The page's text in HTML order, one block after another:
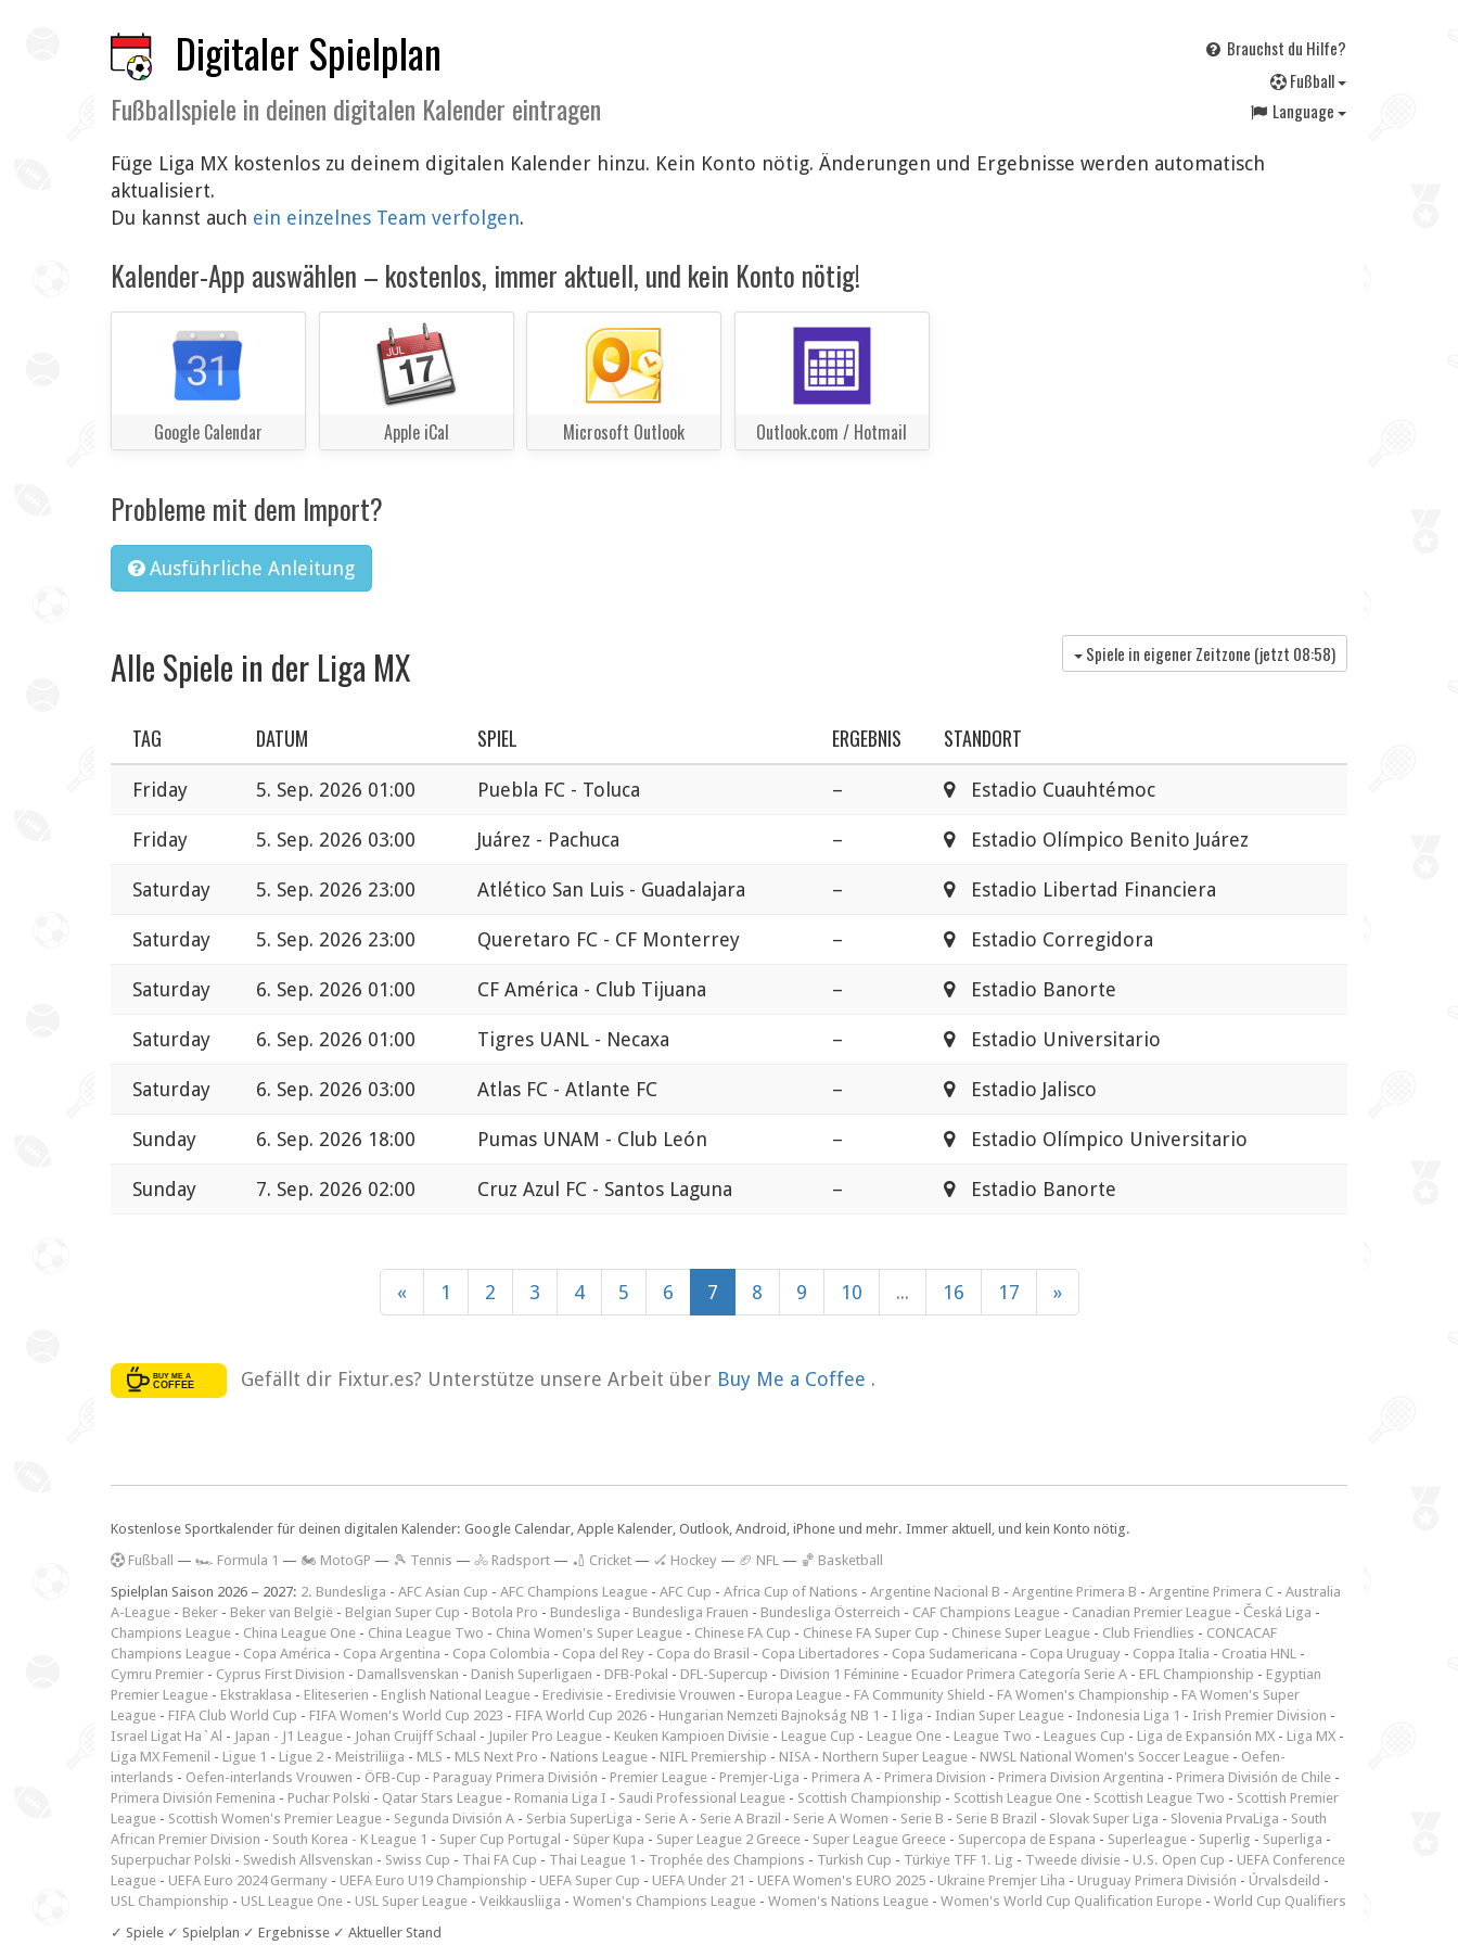
Digitaler Spielplan
Fußballspiele in deinen digitalen Kalender eintragen
Brauchst du Hilfe?
Fußball
Language
Füge Liga MX kostenlos zu deinem digitalen Kalender hinzu. Kein Konto nötig. Änderungen und Ergebnisse werden automatisch
aktualisiert.
Du kannst auch ein einzelnes Team verfolgen.
Kalender-App auswählen – kostenlos, immer aktuell, und kein Konto nötig!
Google Calendar Apple iCal Microsoft Outlook Outlook.com / Hotmail
Probleme mit dem Import?
Ausführliche Anleitung
Alle Spiele in der Liga MX Spiele in eigener Zeitzone (jetzt 08:58)
TAG DATUM SPIEL ERGEBNIS STANDORT
Friday 5. Sep. 2026 01:00 Puebla FC - Toluca – Estadio Cuauhtémoc
Friday 5. Sep. 2026 03:00 Juárez - Pachuca – Estadio Olímpico Benito Juárez
Saturday 5. Sep. 2026 23:00 Atlético San Luis - Guadalajara – Estadio Libertad Financiera
Saturday 5. Sep. 2026 23:00 Queretaro FC - CF Monterrey – Estadio Corregidora
Saturday 6. Sep. 2026 01:00 CF América - Club Tijuana – Estadio Banorte
Saturday 6. Sep. 2026 01:00 Tigres UANL - Necaxa – Estadio Universitario
Saturday 6. Sep. 2026 03:00 Atlas FC - Atlante FC – Estadio Jalisco
Sunday 6. Sep. 2026 18:00 Pumas UNAM - Club León – Estadio Olímpico Universitario
Sunday 7. Sep. 2026 02:00 Cruz Azul FC - Santos Laguna – Estadio Banorte
« 1 2 3 4 5 6 7 8 9 10 ... 16 17 »
Gefällt dir Fixtur.es? Unterstütze unsere Arbeit über Buy Me a Coffee .
Kostenlose Sportkalender für deinen digitalen Kalender: Google Calendar, Apple Kalender, Outlook, Android, iPhone und mehr. Immer aktuell, und kein Konto nötig.
Fußball — 🏎️ Formula 1 — 🏍 MotoGP — 🎾 Tennis — 🚴 Radsport — 🏏 Cricket — 🏑 Hockey — 🏈 NFL — 🏀 Basketball
Spielplan Saison 2026 – 2027: 2. Bundesliga - AFC Asian Cup - AFC Champions League - AFC Cup - Africa Cup of Nations - Argentine Nacional B - Argentine Primera B - Argentine Primera C - Australia
A-League - Beker - Beker van België - Belgian Super Cup - Botola Pro - Bundesliga - Bundesliga Frauen - Bundesliga Österreich - CAF Champions League - Canadian Premier League - Česká Liga -
Champions League - China League One - China League Two - China Women's Super League - Chinese FA Cup - Chinese FA Super Cup - Chinese Super League - Club Friendlies - CONCACAF
Champions League - Copa América - Copa Argentina - Copa Colombia - Copa del Rey - Copa do Brasil - Copa Libertadores - Copa Sudamericana - Copa Uruguay - Coppa Italia - Croatia HNL -
Cymru Premier - Cyprus First Division - Damallsvenskan - Danish Superligaen - DFB-Pokal - DFL-Supercup - Division 1 Féminine - Ecuador Primera Categoría Serie A - EFL Championship - Egyptian
Premier League - Ekstraklasa - Eliteserien - English National League - Eredivisie - Eredivisie Vrouwen - Europa League - FA Community Shield - FA Women's Championship - FA Women's Super
League - FIFA Club World Cup - FIFA Women's World Cup 2023 - FIFA World Cup 2026 - Hungarian Nemzeti Bajnokság NB 1 - I liga - Indian Super League - Indonesia Liga 1 - Irish Premier Division -
Israel Ligat Ha`Al - Japan - J1 League - Johan Cruijff Schaal - Jupiler Pro League - Keuken Kampioen Divisie - League Cup - League One - League Two - Leagues Cup - Liga de Expansión MX - Liga MX -
Liga MX Femenil - Ligue 1 - Ligue 2 - Meistriliiga - MLS - MLS Next Pro - Nations League - NIFL Premiership - NISA - Northern Super League - NWSL National Women's Soccer League - Oefen-
interlands - Oefen-interlands Vrouwen - ÖFB-Cup - Paraguay Primera División - Premier League - Premjer-Liga - Primera A - Primera Division - Primera Division Argentina - Primera División de Chile -
Primera División Femenina - Puchar Polski - Qatar Stars League - Romania Liga I - Saudi Professional League - Scottish Championship - Scottish League One - Scottish League Two - Scottish Premier
League - Scottish Women's Premier League - Segunda División A - Serbia SuperLiga - Serie A - Serie A Brazil - Serie A Women - Serie B - Serie B Brazil - Slovak Super Liga - Slovenia PrvaLiga - South
African Premier Division - South Korea - K League 1 - Super Cup Portugal - Süper Kupa - Super League 2 Greece - Super League Greece - Supercopa de Espana - Superleague - Superlig - Superliga -
Superpuchar Polski - Swedish Allsvenskan - Swiss Cup - Thai FA Cup - Thai League 1 - Trophée des Champions - Turkish Cup - Türkiye TFF 1. Lig - Tweede divisie - U.S. Open Cup - UEFA Conference
League - UEFA Euro 2024 Germany - UEFA Euro U19 Championship - UEFA Super Cup - UEFA Under 21 - UEFA Women's EURO 2025 - Ukraine Premjer Liha - Uruguay Primera División - Úrvalsdeild -
USL Championship - USL League One - USL Super League - Veikkausliiga - Women's Champions League - Women's Nations League - Women's World Cup Qualification Europe - World Cup Qualifiers
✓ Spiele ✓ Spielplan ✓ Ergebnisse ✓ Aktueller Stand